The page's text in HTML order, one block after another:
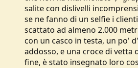
salite con dislivelli
se ne fanno di un selfie i
scattato ad almeno 2.000
con un casco in testa, un po'
addosso, e una croce di vetta
fine, è stato insegnato loro